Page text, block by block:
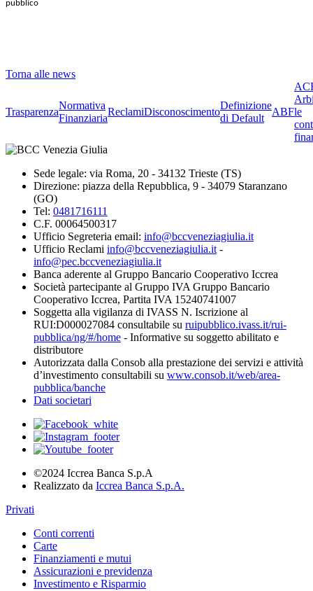
pubblico
Torna alle news
Trasparenza
Normativa
Finanziaria
ReclamiDisconoscimento
Definizione
di Default
ABFle
Sede legale: via Roma, 20 - 34132 Trieste (TS)
Direzione: piazza della Repubblica, 9 - 34079 Staranzano
(GO)
Tel: 0481716111
C.F. 00064500317
Ufficio Segreteria email: info@bccveneziagiulia.it
Ufficio Reclami info@bccveneziagiulia.it -
info@pec.bccveneziagiulia.it
Banca aderente al Gruppo Bancario Cooperativo Iccrea
Società partecipante al Gruppo IVA Gruppo Bancario
Cooperativo Iccrea, Partita IVA 15240741007
Soggetta alla vigilanza di IVASS N. Iscrizione al
RUI:D000027084 consultabile su ruipubblico.ivass.it/rui-
pubblica/ng/#/home - Informative su soggetto abilitato e
distributore
Autorizzata dalla Consob alla prestazione dei servizi e attività
d’investimento consultabili su www.consob.it/web/area-
pubblica/banche
Dati societari
©2024 Iccrea Banca S.p.A
Realizzato da Iccrea Banca S.p.A.
Privati
Conti correnti
Carte
Finanziamenti e mutui
Assicurazioni e previdenza
Investimento e Risparmio